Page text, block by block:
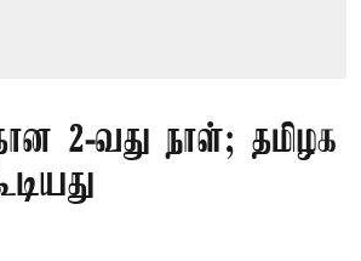
2-வது நாள்; தமிழக